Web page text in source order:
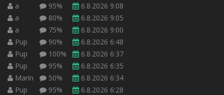
a
95%
6.8.2026 9:08
a
80%
6.8.2026 9:05
a
75%
6.8.2026 9:00
Pup
90%
6.8.2026 6:48
Pup
100%
6.8.2026 6:37
Pup
95%
6.8.2026 6:35
Marin
50%
6.8.2026 6:34
Pup
95%
6.8.2026 6:28